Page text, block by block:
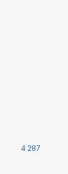
4 287